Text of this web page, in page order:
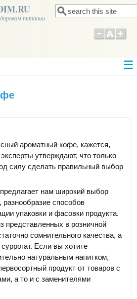
питании Форма поиска
Поиск
ароматный кофе, кажется,
утверждают, что только
силу сделать правильный выбор
нам широкий выбор
разнообразие способов
упаковки и фасовки продукта.
представленных в розничной
сомнительного качества, а
Если вы хотите
натуральным напитком,
продукт от товаров с
а то и с заменителями